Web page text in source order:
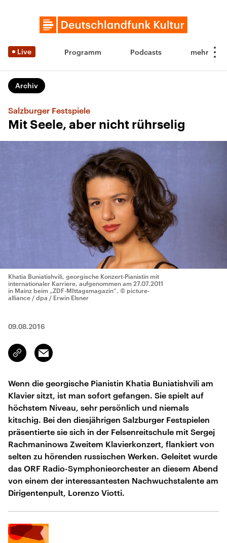
Live Programm Podcasts
Archiv
Salzburger Festspiele
Mit Seele, aber nicht rührselig
Khatia Buniatishvili, georgische Konzert-Pianistin mit
internationaler Karriere, aufgenommen am 27.07.2011
in Mainz beim „ZDF-MIttagsmagazin“. © picture-
alliance / dpa / Erwin Elsner
09.08.2016
Link
kopieren/teilen
Email
Wenn die georgische Pianistin Khatia Buniatishvili am
Klavier sitzt, ist man sofort gefangen. Sie spielt auf
höchstem Niveau, sehr persönlich und niemals
kitschig. Bei den diesjährigen Salzburger Festspielen
präsentierte sie sich in der Felsenreitschule mit Sergej
Rachmaninows Zweitem Klavierkonzert, flankiert von
selten zu hörenden russischen Werken. Geleitet wurde
das ORF Radio-Symphonieorchester an diesem Abend
von einem der interessantesten Nachwuchstalente am
Dirigentenpult, Lorenzo Viotti.